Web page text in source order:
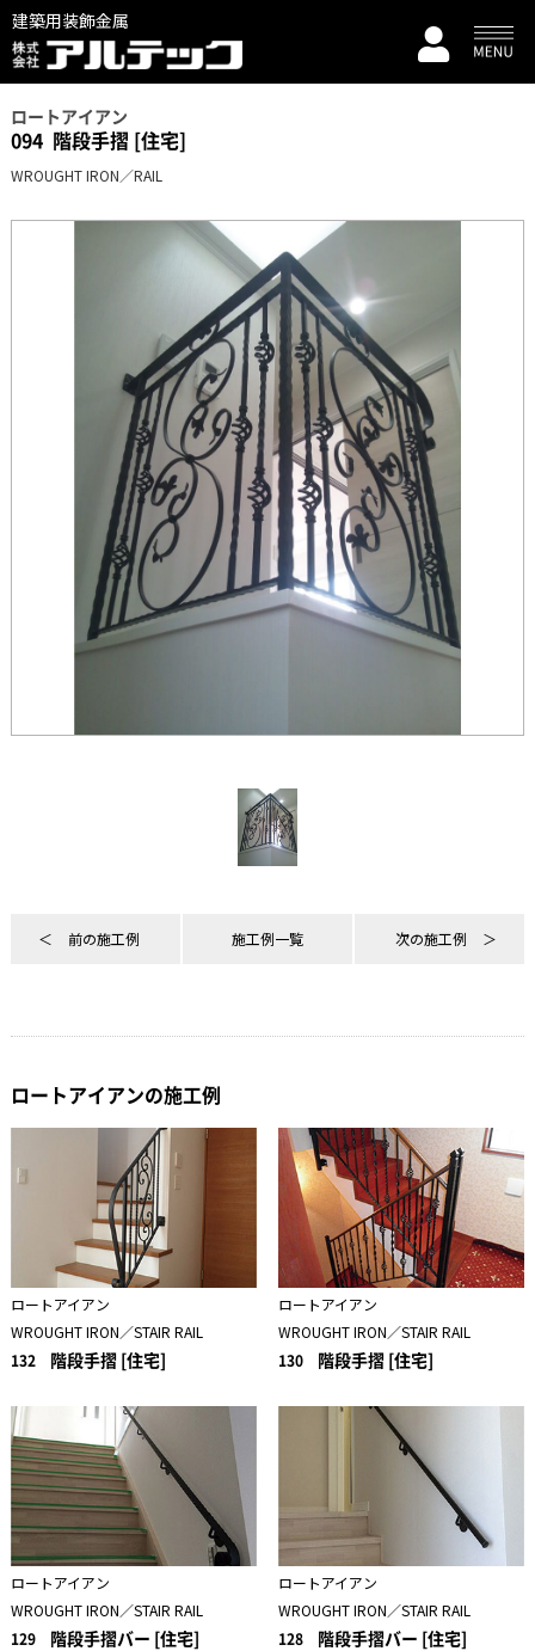
建築用装飾金属
ロートアイアン
094 階段手摺 [住宅]
WROUGHT IRON／RAIL
前の施工例 施工例一覧 次の施工例
ロートアイアンの施工例
ロートアイアン
WROUGHT IRON／STAIR RAIL
132 階段手摺 [住宅]
ロートアイアン
WROUGHT IRON／STAIR RAIL
130 階段手摺 [住宅]
ロートアイアン
WROUGHT IRON／STAIR RAIL
129 階段手摺バー [住宅]
ロートアイアン
WROUGHT IRON／STAIR RAIL
128 階段手摺バー [住宅]